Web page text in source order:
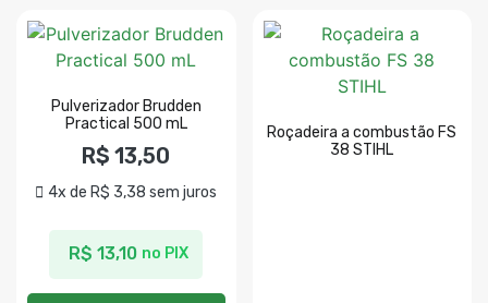
Pulverizador Brudden
Practical 500 mL
R$ 13,50
4x de R$ 3,38 sem juros
R$ 13,10 no PIX
Roçadeira a combustão FS
38 STIHL